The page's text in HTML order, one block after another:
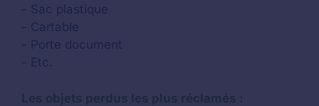
- Sac plastique
- Cartable
- Porte document
- Etc.
Les objets perdus les plus réclamés :